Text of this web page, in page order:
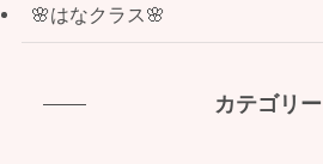
🌸はなクラス🌸
カテゴリー